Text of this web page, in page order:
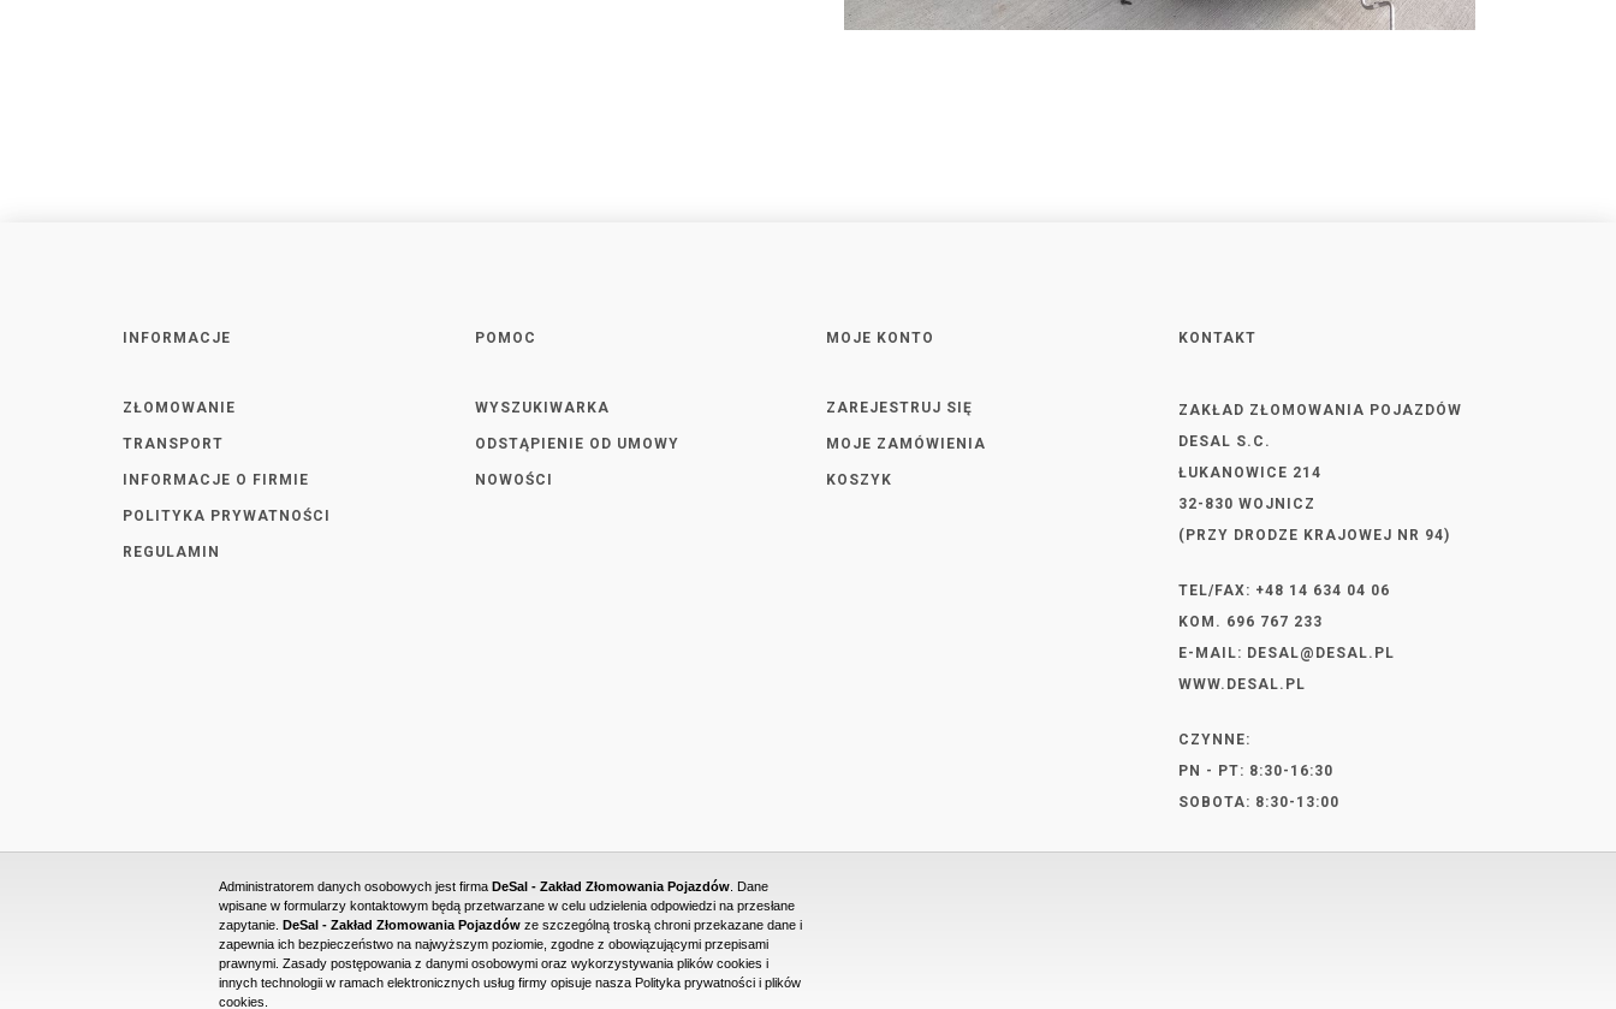
INFORMACJE
ZŁOMOWANIE
TRANSPORT
INFORMACJE O FIRMIE
POLITYKA PRYWATNOŚCI
REGULAMIN
POMOC
WYSZUKIWARKA
ODSTĄPIENIE OD UMOWY
NOWOŚCI
MOJE KONTO
ZAREJESTRUJ SIĘ
MOJE ZAMÓWIENIA
KOSZYK
KONTAKT
ZAKŁAD ZŁOMOWANIA POJAZDÓW
DESAL S.C.
ŁUKANOWICE 214
32-830 WOJNICZ
(PRZY DRODZE KRAJOWEJ NR 94)
TEL/FAX: +48 14 634 04 06
KOM. 696 767 233
E-MAIL: DESAL@DESAL.PL
WWW.DESAL.PL
CZYNNE:
PN - PT: 8:30-16:30
SOBOTA: 8:30-13:00
PROJEKT I WYKONANIE STRONY WWW: DUONET
Administratorem danych osobowych jest firma DeSal - Zakład Złomowania Pojazdów . Dane
wpisane w formularzy kontaktowym będą przetwarzane w celu udzielenia odpowiedzi na przesłane
zapytanie. DeSal - Zakład Złomowania Pojazdów ze szczególną troską chroni przekazane dane i
zapewnia ich bezpieczeństwo na najwyższym poziomie, zgodne z obowiązującymi przepisami
prawnymi. Zasady postępowania z danymi osobowymi oraz wykorzystywania plików cookies i
innych technologii w ramach elektronicznych usług firmy opisuje nasza Polityka prywatności i plików
cookies.